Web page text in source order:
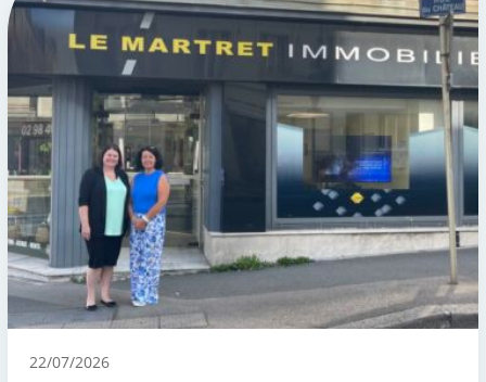
22/07/2026